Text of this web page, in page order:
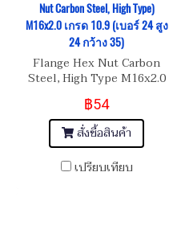
Nut Carbon Steel, High Type)
M16x2.0 เกรด 10.9 (เบอร์ 24 สูง
24 กว้าง 35)
Flange Hex Nut Carbon
Steel, High Type M16x2.0
เกรด 10.9
฿54
สั่งซื้อสินค้า
เปรียบเทียบ